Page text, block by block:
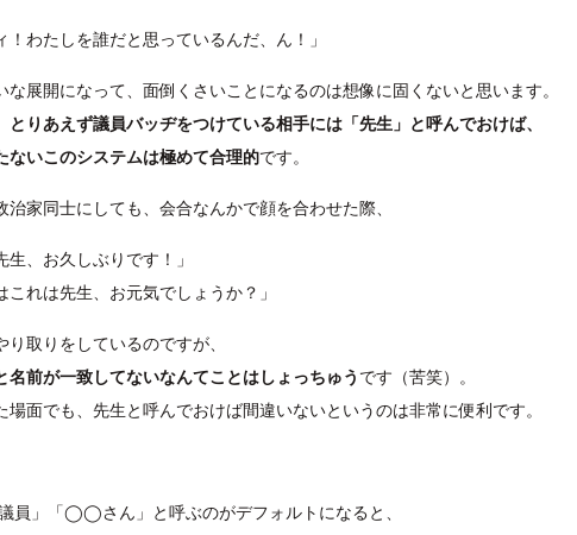
！わたしを誰だと思っているんだ、ん！」
な展開になって、面倒くさいことになるのは想像に固くないと思います。
とりあえず議員バッヂをつけている相手には「先生」と呼んでおけば、
ないこのシステムは極めて合理的です。
治家同士にしても、会合なんかで顔を合わせた際、
生、お久しぶりです！」
これは先生、お元気でしょうか？」
り取りをしているのですが、
名前が一致してないなんてことはしょっちゅう です（苦笑）。
場面でも、先生と呼んでおけば間違いないというのは非常に便利です。
員」「◯◯さん」と呼ぶのがデフォルトになると、